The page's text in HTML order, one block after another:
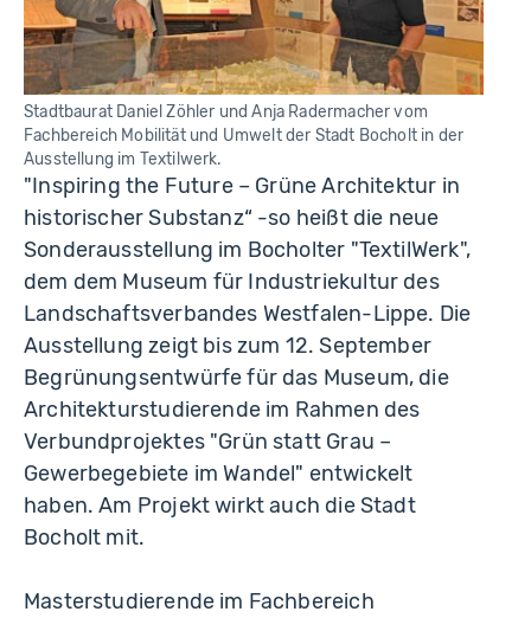
Stadtbaurat Daniel Zöhler und Anja Radermacher vom
Fachbereich Mobilität und Umwelt der Stadt Bocholt in der
Ausstellung im Textilwerk.
"Inspiring the Future – Grüne Architektur in
historischer Substanz“ -so heißt die neue
Sonderausstellung im Bocholter "TextilWerk",
dem dem Museum für Industriekultur des
Landschaftsverbandes Westfalen-Lippe. Die
Ausstellung zeigt bis zum 12. September
Begrünungsentwürfe für das Museum, die
Architekturstudierende im Rahmen des
Verbundprojektes "Grün statt Grau –
Gewerbegebiete im Wandel" entwickelt
haben. Am Projekt wirkt auch die Stadt
Bocholt mit.
Masterstudierende im Fachbereich